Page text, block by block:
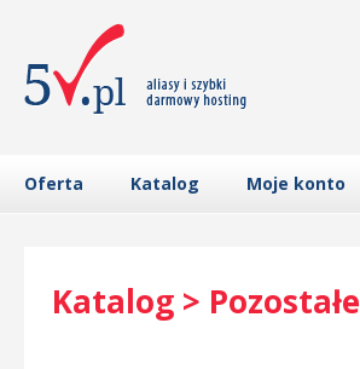
Oferta Katalog Moje konto
Katalog > Pozostałe